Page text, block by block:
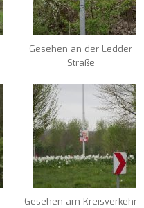
Gesehen an der Ledder
Straße
Gesehen am Kreisverkehr